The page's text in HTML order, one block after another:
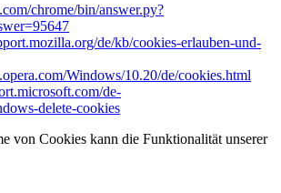
chrome/bin/answer.py?
de/kb/cookies-erlauben-und-
Windows/10.20/de/cookies.html
de-
delete-cookies
von Cookies kann die Funktionalität unserer